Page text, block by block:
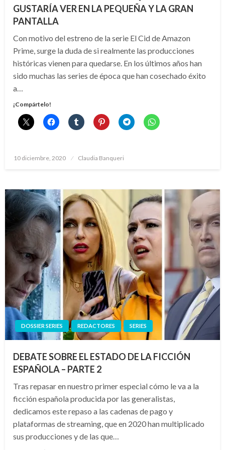
GUSTARÍA VER EN LA PEQUEÑA Y LA GRAN
PANTALLA
Con motivo del estreno de la serie El Cid de Amazon
Prime, surge la duda de si realmente las producciones
históricas vienen para quedarse. En los últimos años han
sido muchas las series de época que han cosechado éxito
a…
¡Compártelo!
Publicado
10 diciembre, 2020 Claudia Banqueri
DOSSIER SERIES REDACTORES SERIES
DEBATE SOBRE EL ESTADO DE LA FICCIÓN
ESPAÑOLA – PARTE 2
Tras repasar en nuestro primer especial cómo le va a la
ficción española producida por las generalistas,
dedicamos este repaso a las cadenas de pago y
plataformas de streaming, que en 2020 han multiplicado
sus producciones y de las que…